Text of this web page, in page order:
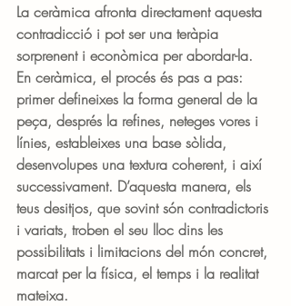
La ceràmica afronta directament aquesta
contradicció i pot ser una teràpia
sorprenent i econòmica per abordar-la.
En ceràmica, el procés és pas a pas:
primer defineixes la forma general de la
peça, després la refines, neteges vores i
línies, estableixes una base sòlida,
desenvolupes una textura coherent, i així
successivament. D’aquesta manera, els
teus desitjos, que sovint són contradictoris
i variats, troben el seu lloc dins les
possibilitats i limitacions del món concret,
marcat per la física, el temps i la realitat
mateixa.